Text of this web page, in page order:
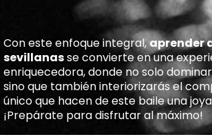
Con este enfoque integral,aprender
sevillanasse convierte en una
enriquecedora, donde no solo
sino que también interiorizarás el
único que hacen de este baile una
¡Prepárate para disfrutar al máximo!